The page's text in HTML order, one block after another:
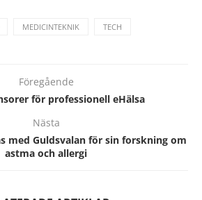
MEDICINTEKNIK TECH
Föregående
för professionell eHälsa
Nästa
med Guldsvalan för sin forskning om
astma och allergi